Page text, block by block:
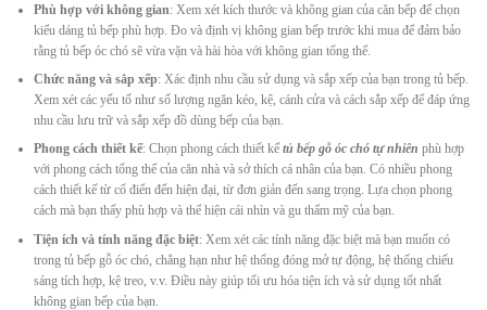
Phù hợp với không gian: Xem xét kích thước và không gian của căn bếp để chọn
kiểu dáng tủ bếp phù hợp. Đo và định vị không gian bếp trước khi mua để đảm bảo
rằng tủ bếp óc chó sẽ vừa vặn và hài hòa với không gian tổng thể.
Chức năng và sắp xếp: Xác định nhu cầu sử dụng và sắp xếp của bạn trong tủ bếp.
Xem xét các yếu tố như số lượng ngăn kéo, kệ, cánh cửa và cách sắp xếp để đáp ứng
nhu cầu lưu trữ và sắp xếp đồ dùng bếp của bạn.
Phong cách thiết kế: Chọn phong cách thiết kếtủ bếp gỗ óc chó tự nhiênphù hợp
với phong cách tổng thể của căn nhà và sở thích cá nhân của bạn. Có nhiều phong
cách thiết kế từ cổ điển đến hiện đại, từ đơn giản đến sang trọng. Lựa chọn phong
cách mà bạn thấy phù hợp và thể hiện cái nhìn và gu thẩm mỹ của bạn.
Tiện ích và tính năng đặc biệt: Xem xét các tính năng đặc biệt mà bạn muốn có
trong tủ bếp gỗ óc chó, chẳng hạn như hệ thống đóng mở tự động, hệ thống chiếu
sáng tích hợp, kệ treo, v.v. Điều này giúp tối ưu hóa tiện ích và sử dụng tốt nhất
không gian bếp của bạn.